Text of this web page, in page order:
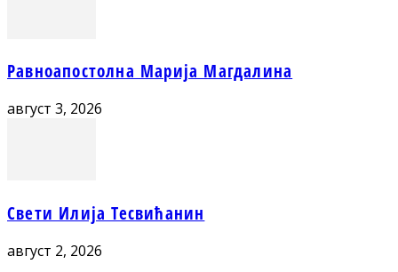
Равноапостолна Марија Магдалина
август 3, 2026
Свети Илија Тесвићанин
август 2, 2026